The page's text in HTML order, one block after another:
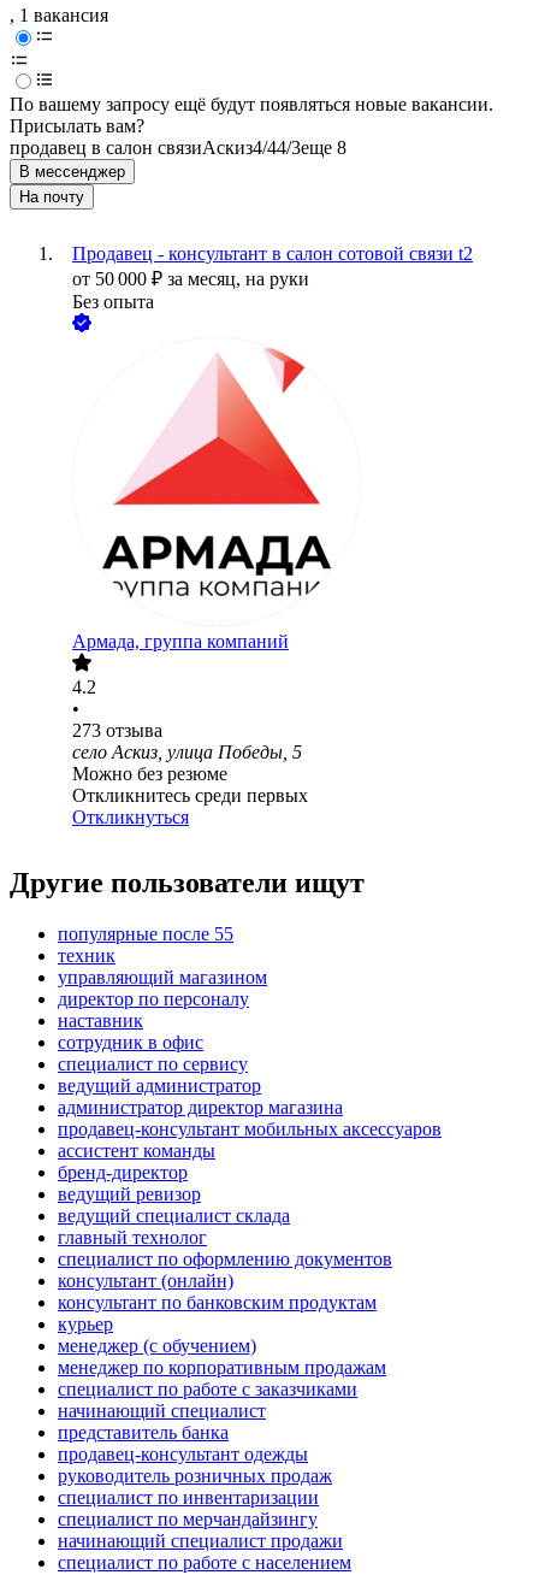
, 1 вакансия
По вашему запросу ещё будут появляться новые вакансии.
Присылать вам?
продавец в салон связиАскиз4/44/3еще 8
В мессенджер
На почту
Продавец - консультант в салон сотовой связи t2
от 50 000 ₽ за месяц, на руки
Без опыта
Армада, группа компаний
4.2
•
273 отзыва
село Аскиз, улица Победы, 5
Можно без резюме
Откликнитесь среди первых
Откликнуться
Другие пользователи ищут
популярные после 55
техник
управляющий магазином
директор по персоналу
наставник
сотрудник в офис
специалист по сервису
ведущий администратор
администратор директор магазина
продавец-консультант мобильных аксессуаров
ассистент команды
бренд-директор
ведущий ревизор
ведущий специалист склада
главный технолог
специалист по оформлению документов
консультант (онлайн)
консультант по банковским продуктам
курьер
менеджер (с обучением)
менеджер по корпоративным продажам
специалист по работе с заказчиками
начинающий специалист
представитель банка
продавец-консультант одежды
руководитель розничных продаж
специалист по инвентаризации
специалист по мерчандайзингу
начинающий специалист продажи
специалист по работе с населением